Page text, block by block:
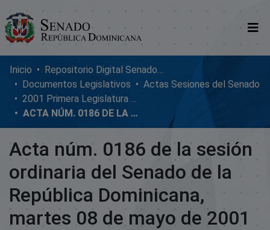
Comunidades
Glosario
Nosotros
Inicio
Repositorio Digital SenadoRD
Documentos Legislativos
Actas Sesiones del Senado
2001 Primera Legislatura Ordinaria
ACTA NÚM. 0186 DE LA SESIÓN ORDINARIA DEL SENADO DE LA REPÚBLICA DOMINICANA, MARTES 08 DE MAYO DE 2001
Acta núm. 0186 de la sesión
ordinaria del Senado de la
República Dominicana,
martes 08 de mayo de 2001